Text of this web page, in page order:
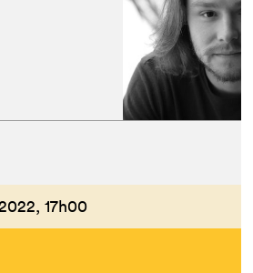
cherchez-vous?
17h00